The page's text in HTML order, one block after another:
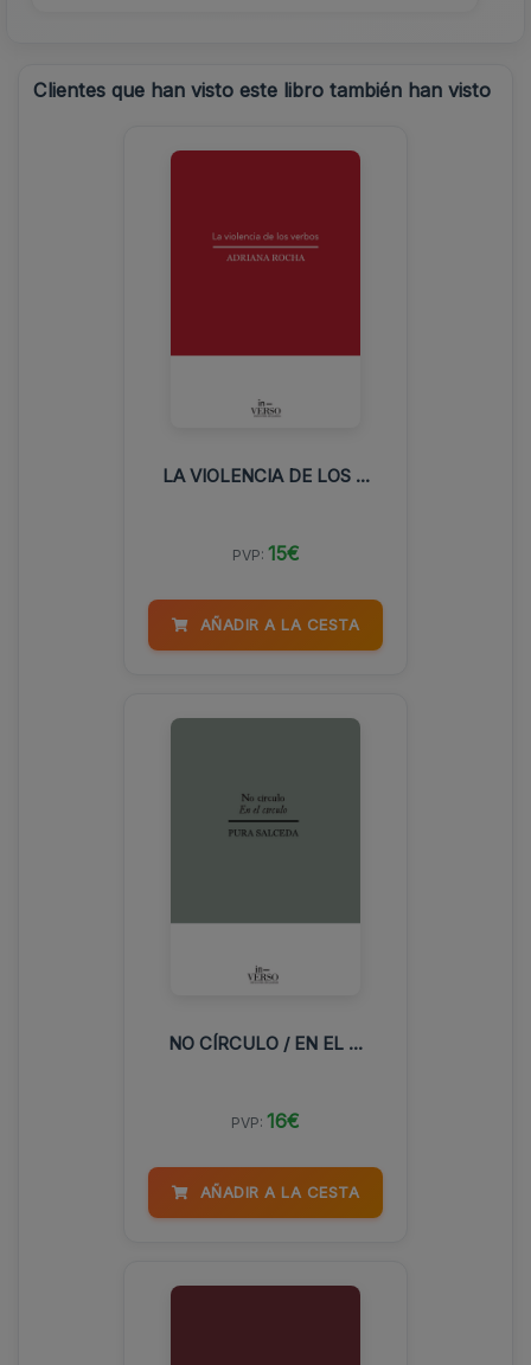
Clientes que han visto este libro también han visto
LA VIOLENCIA DE LOS ...
PVP: 15€
AÑADIR A LA CESTA
NO CÍRCULO / EN EL ...
PVP: 16€
AÑADIR A LA CESTA